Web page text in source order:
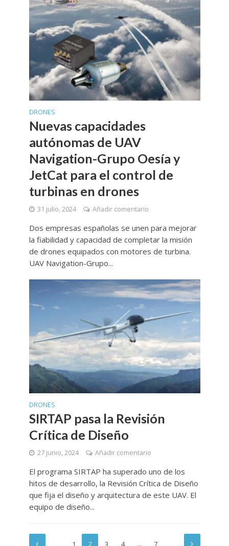
DRONES
Nuevas capacidades
autónomas de UAV
Navigation-Grupo Oesía y
JetCat para el control de
turbinas en drones
31 julio, 2024 Añadir comentario
Dos empresas españolas se unen para mejorar
la fiabilidad y capacidad de completar la misión
de drones equipados con motores de turbina.
UAV Navigation-Grupo...
DRONES
SIRTAP pasa la Revisión
Crítica de Diseño
27 junio, 2024 Añadir comentario
El programa SIRTAP ha superado uno de los
hitos de desarrollo, la Revisión Crítica de Diseño
que fija el diseño y arquitectura de este UAV. El
equipo de diseño...